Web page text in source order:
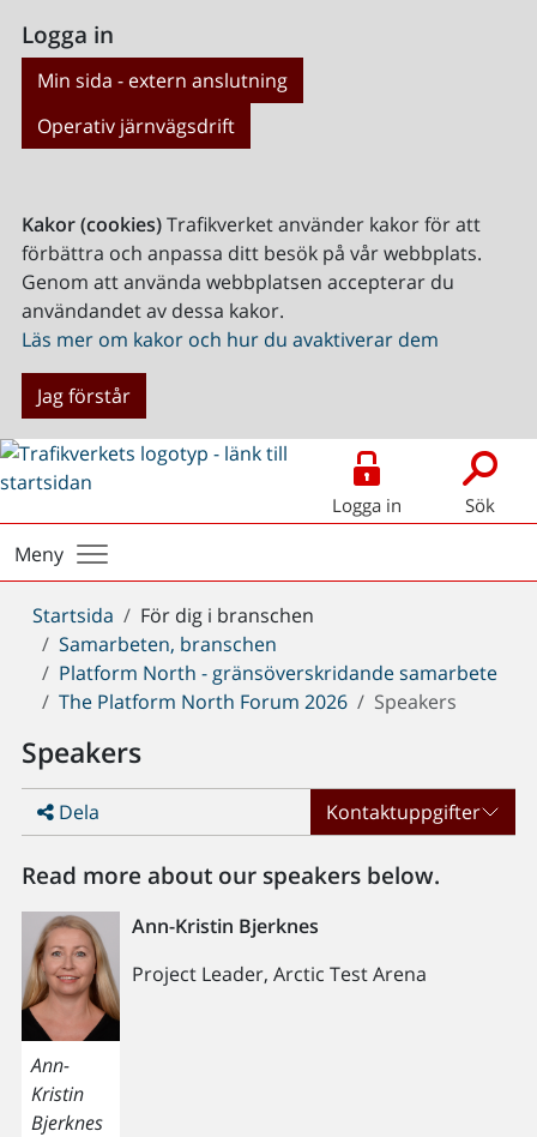
Logga in
Min sida - extern anslutning
Operativ järnvägsdrift
Kakor (cookies)Trafikverket använder kakor för att
förbättra och anpassa ditt besök på vår webbplats.
Genom att använda webbplatsen accepterar du
användandet av dessa kakor.
Läs mer om kakor och hur du avaktiverar dem
Jag förstår
Logga in Sök
Meny
Du
är
här:
Startsida
För dig i branschen
Samarbeten, branschen
Platform North - gränsöverskridande samarbete
The Platform North Forum 2026
Speakers
Speakers
Dela Kontaktuppgifter
Read more about our speakers below.
Ann-
Kristin
Bjerknes
Ann-Kristin Bjerknes
Project Leader, Arctic Test Arena